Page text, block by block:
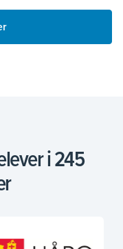
i 245